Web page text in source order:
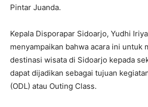
Pintar Juanda.
Kepala Disporapar Sidoarjo, Yudhi
menyampaikan bahwa acara ini untuk
destinasi wisata di Sidoarjo kepada
dapat dijadikan sebagai tujuan
(ODL) atau Outing Class.